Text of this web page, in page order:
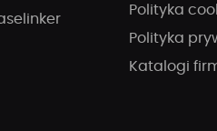
Polityka
Polityka
Katalogi